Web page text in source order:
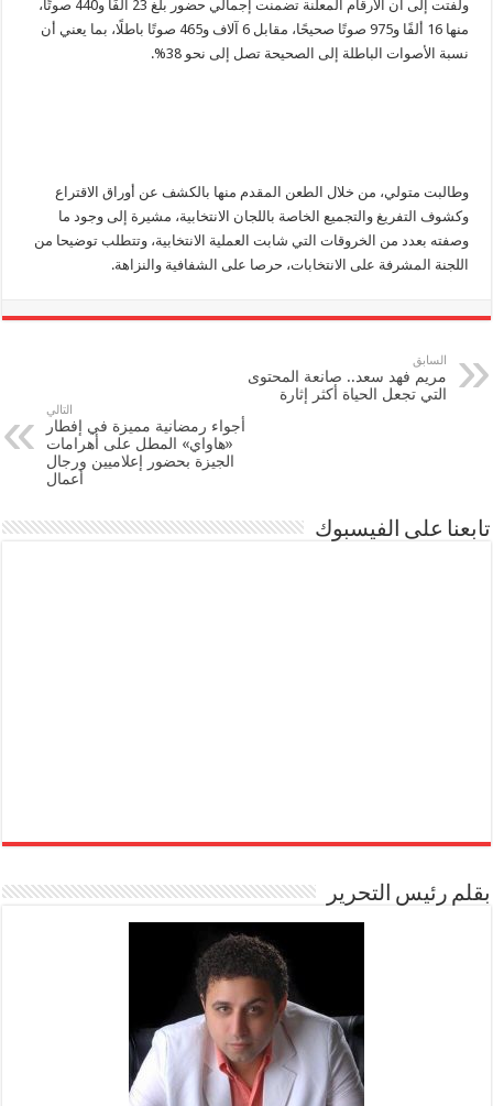
ولفتت إلى أن الأرقام المعلنة تضمنت إجمالي حضور بلغ 23 ألفًا و440 صوتًا،
منها 16 ألفًا و975 صوتًا صحيحًا، مقابل 6 آلاف و465 صوتًا باطلًا، بما يعني أن
نسبة الأصوات الباطلة إلى الصحيحة تصل إلى نحو 38%.
وطالبت متولي، من خلال الطعن المقدم منها بالكشف عن أوراق الاقتراع
وكشوف التفريغ والتجميع الخاصة باللجان الانتخابية، مشيرة إلى وجود ما
وصفته بعدد من الخروقات التي شابت العملية الانتخابية، وتتطلب توضيحا من
اللجنة المشرفة على الانتخابات، حرصا على الشفافية والنزاهة.
السابق
مريم فهد سعد.. صانعة المحتوى
التي تجعل الحياة أكثر إثارة
التالي
أجواء رمضانية مميزة في إفطار
«هاواي» المطل على أهرامات
الجيزة بحضور إعلاميين ورجال
أعمال
تابعنا على الفيسبوك
بقلم رئيس التحرير